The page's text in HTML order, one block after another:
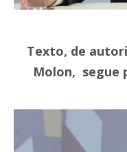
Texto, de
Molon, segue